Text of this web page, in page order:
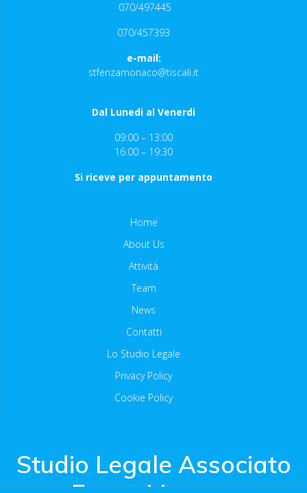
070/497445
070/457393
e-mail:
stfenzamonaco@tiscali.it
Dal Lunedi al Venerdi
09:00 – 13:00
16:00 – 19:30
Si riceve per appuntamento
Home
About Us
Attività
Team
News
Contatti
Lo Studio Legale
Privacy Policy
Cookie Policy
Studio Legale Associato